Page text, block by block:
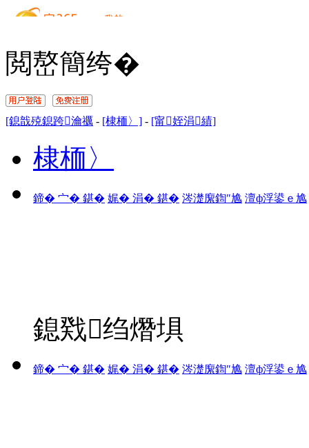
閲嶅簡绔�
[鎴戠殑鎴跨瀹禲 - [棣栭〉] - [甯姪涓績]
棣栭〉
鍗� 宀� 鍖� 娓� 涓� 鍖� 涔濋緳鍧″尯 澶ф浮鍙ｅ尯
鎴戣绉熸埧
鍗� 宀� 鍖� 娓� 涓� 鍖� 涔濋緳鍧″尯 澶ф浮鍙ｅ尯